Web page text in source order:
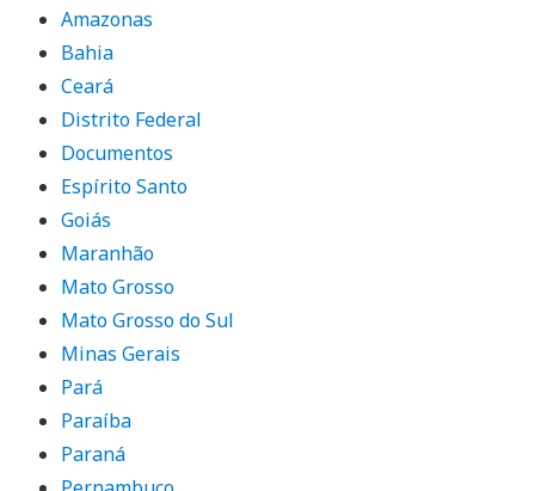
Amazonas
Bahia
Ceará
Distrito Federal
Documentos
Espírito Santo
Goiás
Maranhão
Mato Grosso
Mato Grosso do Sul
Minas Gerais
Pará
Paraíba
Paraná